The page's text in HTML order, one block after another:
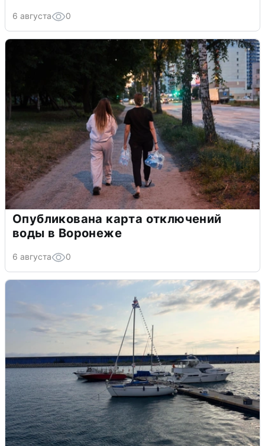
6 августа 0
Опубликована карта отключений
воды в Воронеже
6 августа 0